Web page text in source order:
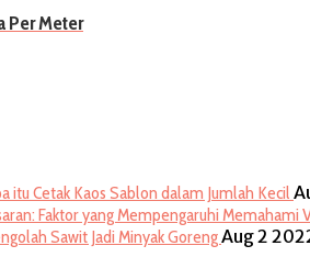
Per Meter
itu Cetak Kaos Sablon dalam Jumlah Kecil
Memahami
Sawit Jadi Minyak GorengAug 2